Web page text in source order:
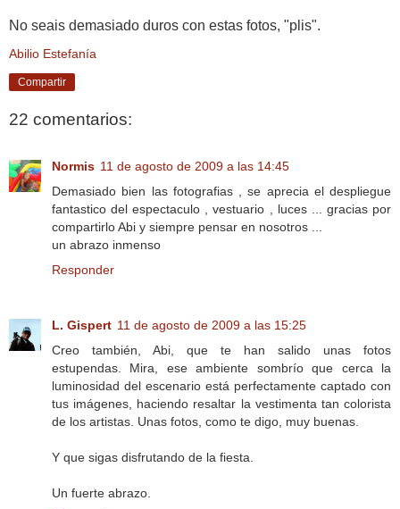
No seais demasiado duros con estas fotos, "plis".
Abilio Estefanía
Compartir
22 comentarios:
Normis 11 de agosto de 2009 a las 14:45
Demasiado bien las fotografias , se aprecia el despliegue
fantastico del espectaculo , vestuario , luces ... gracias por
compartirlo Abi y siempre pensar en nosotros ...
un abrazo inmenso
Responder
L. Gispert 11 de agosto de 2009 a las 15:25
Creo también, Abi, que te han salido unas fotos
estupendas. Mira, ese ambiente sombrío que cerca la
luminosidad del escenario está perfectamente captado con
tus imágenes, haciendo resaltar la vestimenta tan colorista
de los artistas. Unas fotos, como te digo, muy buenas.
Y que sigas disfrutando de la fiesta.
Un fuerte abrazo.